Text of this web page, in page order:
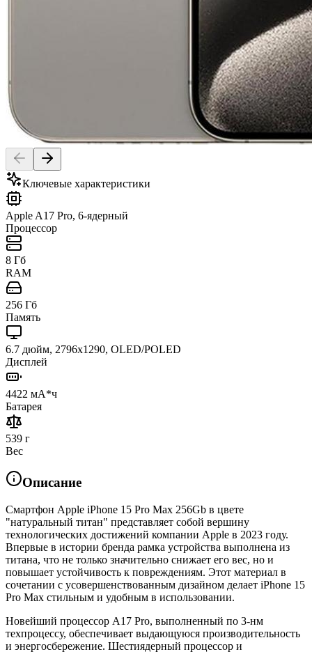
Ключевые характеристики
Apple A17 Pro, 6-ядерный
Процессор
8 Гб
RAM
256 Гб
Память
6.7 дюйм, 2796x1290, OLED/POLED
Дисплей
4422 мА*ч
Батарея
539 г
Вес
Описание
Смартфон Apple iPhone 15 Pro Max 256Gb в цвете
"натуральный титан" представляет собой вершину
технологических достижений компании Apple в 2023 году.
Впервые в истории бренда рамка устройства выполнена из
титана, что не только значительно снижает его вес, но и
повышает устойчивость к повреждениям. Этот материал в
сочетании с усовершенствованным дизайном делает iPhone 15
Pro Max стильным и удобным в использовании.
Новейший процессор A17 Pro, выполненный по 3-нм
техпроцессу, обеспечивает выдающуюся производительность
и энергосбережение. Шестиядерный процессор и